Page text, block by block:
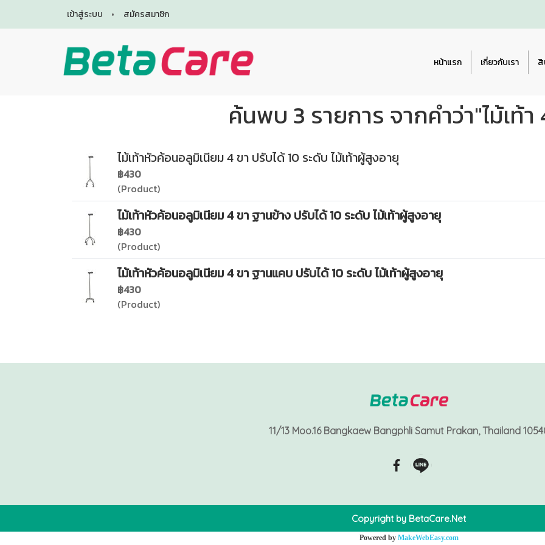
เข้าสู่ระบบ สมัครสมาชิก
หน้าแรก เกี่ยวกับเรา
ค้นพบ 3 รายการ จากคำว่า"ไม้เท้า
ไม้เท้าหัวค้อนอลูมิเนียม 4 ขา ปรับได้ 10 ระดับ ไม้เท้าผู้สูงอายุ
฿430
(Product)
ไม้เท้าหัวค้อนอลูมิเนียม 4 ขา ฐานข้าง ปรับได้ 10 ระดับ ไม้เท้าผู้สูงอายุ
฿430
(Product)
ไม้เท้าหัวค้อนอลูมิเนียม 4 ขา ฐานแคบ ปรับได้ 10 ระดับ ไม้เท้าผู้สูงอายุ
฿430
(Product)
11/13 Moo.16 Bangkaew Bangphli Samut Prakan, Thailand
Copyright by BetaCare.Net
Powered by MakeWebEasy.com